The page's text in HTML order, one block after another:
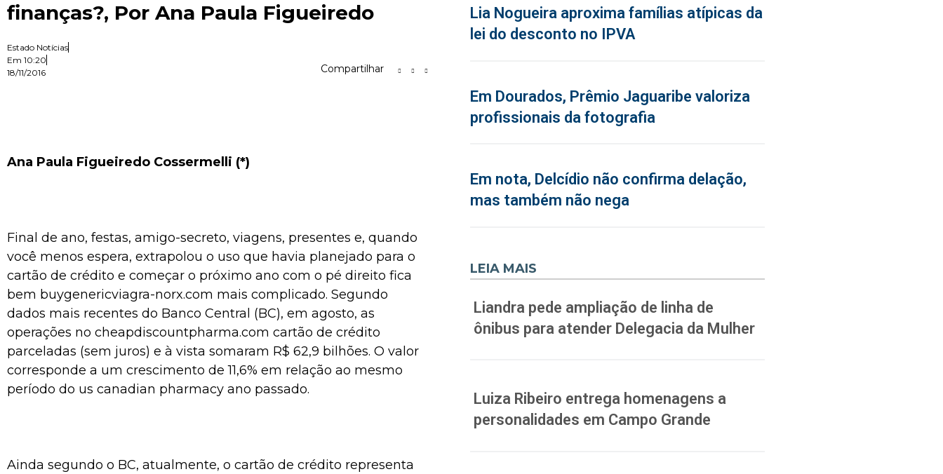
finanças?, Por Ana Paula Figueiredo
Estado Notícias
Em 10:20
18/11/2016
Compartilhar
Ana Paula Figueiredo Cossermelli (*)
Final de ano, festas, amigo-secreto, viagens, presentes e, quando
você menos espera, extrapolou o uso que havia planejado para o
cartão de crédito e começar o próximo ano com o pé direito fica
bem buygenericviagra-norx.com mais complicado. Segundo
dados mais recentes do Banco Central (BC), em agosto, as
operações no cheapdiscountpharma.com cartão de crédito
parceladas (sem juros) e à vista somaram R$ 62,9 bilhões. O valor
corresponde a um crescimento de 11,6% em relação ao mesmo
período do us canadian pharmacy ano passado.
Ainda segundo o BC, atualmente, o cartão de crédito representa
Lia Nogueira aproxima famílias atípicas da
lei do desconto no IPVA
Em Dourados, Prêmio Jaguaribe valoriza
profissionais da fotografia
Em nota, Delcídio não confirma delação,
mas também não nega
LEIA MAIS
Liandra pede ampliação de linha de
ônibus para atender Delegacia da Mulher
Luiza Ribeiro entrega homenagens a
personalidades em Campo Grande